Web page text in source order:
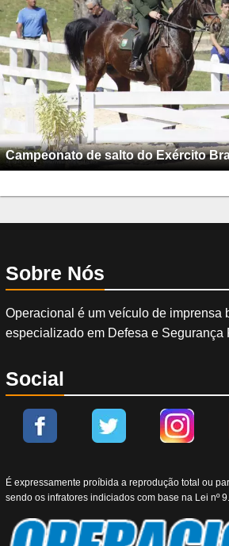
Campeonato de salto do Exército
Sobre Nós
Operacional é um veículo de imprensa
especializado em Defesa e Segurança
Social
É expressamente proíbida a reprodução total ou
sendo os infratores indiciados com base na Lei nº